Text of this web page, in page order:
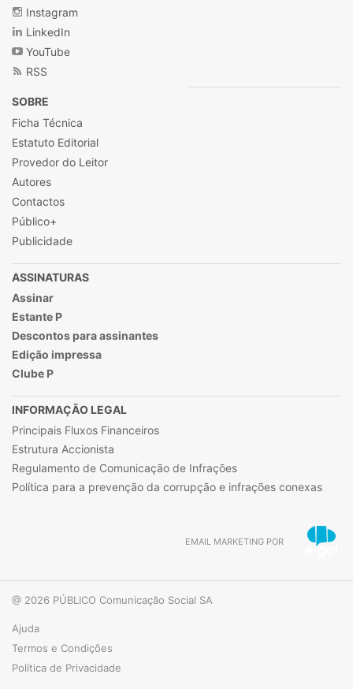
Instagram
LinkedIn
YouTube
RSS
SOBRE
Ficha Técnica
Estatuto Editorial
Provedor do Leitor
Autores
Contactos
Público+
Publicidade
ASSINATURAS
Assinar
Estante P
Descontos para assinantes
Edição impressa
Clube P
INFORMAÇÃO LEGAL
Principais Fluxos Financeiros
Estrutura Accionista
Regulamento de Comunicação de Infrações
Política para a prevenção da corrupção e infrações conexas
EMAIL MARKETING POR
@ 2026 PÚBLICO Comunicação Social SA
Ajuda
Termos e Condições
Política de Privacidade